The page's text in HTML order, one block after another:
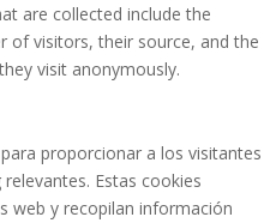
are collected include the
of visitors, their source, and the
visit anonymously.
proporcionar a los visitantes
Estas cookies
web y recopilan información